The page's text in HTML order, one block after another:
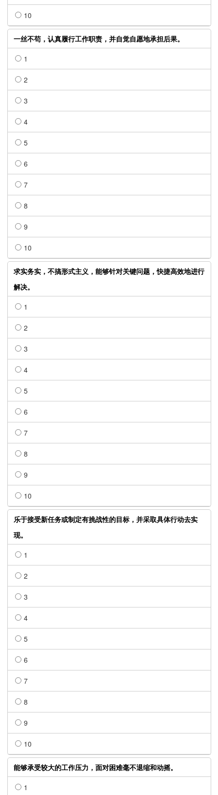
10
一丝不苟，认真履行工作职责，并自觉自愿地承担后果。
1
2
3
4
5
6
7
8
9
10
求实务实，不搞形式主义，能够针对关键问题，快捷高效地进行
解决。
1
2
3
4
5
6
7
8
9
10
乐于接受新任务或制定有挑战性的目标，并采取具体行动去实
现。
1
2
3
4
5
6
7
8
9
10
能够承受较大的工作压力，面对困难毫不退缩和动摇。
1